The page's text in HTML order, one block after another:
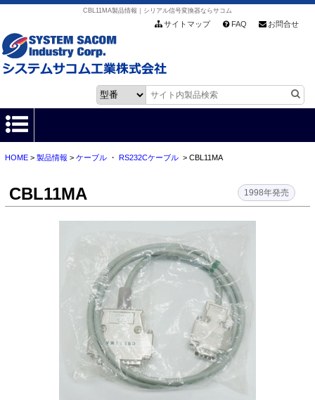
CBL11MA製品情報｜シリアル信号変換器ならサコム
サイトマップ FAQ お問合せ
HOME
お客様サポート
お問い合わせ
HOME> 製品情報 > ケーブル・ RS232Cケーブル> CBL11MA
CBL11MA 1998年発売